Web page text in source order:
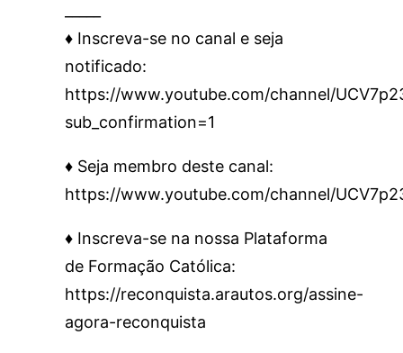
♦️ Inscreva-se no canal e seja
notificado:
https://www.youtube.com/channel/
sub_confirmation=1
♦️ Seja membro deste canal:
https://www.youtube.com/channel/
♦️ Inscreva-se na nossa Plataforma
de Formação Católica:
https://reconquista.arautos.org/assine-
agora-reconquista